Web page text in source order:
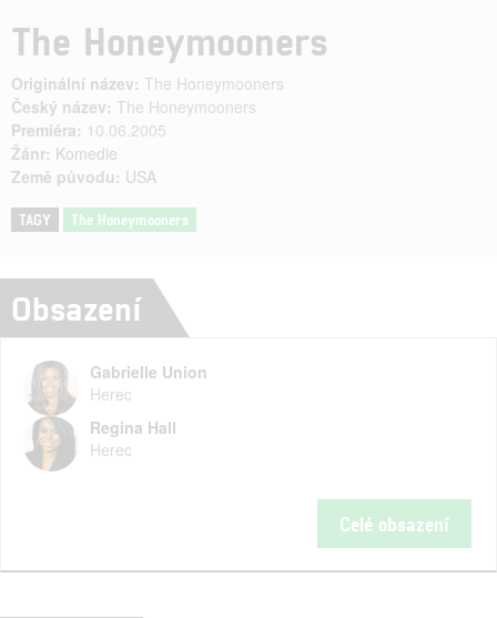
The Honeymooners
Originální název: The Honeymooners
Český název: The Honeymooners
Premiéra: 10.06.2005
Žánr: Komedie
Země původu: USA
TAGY The Honeymooners
Obsazení
Gabrielle Union
Herec
Regina Hall
Herec
Celé obsazení